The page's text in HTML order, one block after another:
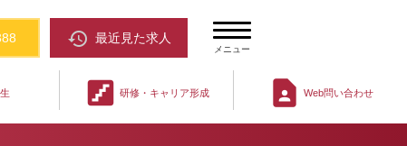
restore 最近見た求人
メニュー
stairs 研修・キャリア形成 contact_page Web問い合わせ